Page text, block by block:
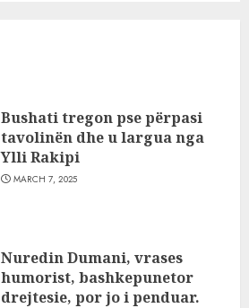
Bushati tregon pse përpasi
tavolinën dhe u largua nga
Ylli Rakipi
MARCH 7, 2025
Nuredin Dumani, vrases
humorist, bashkepunetor
drejtesie, por jo i penduar.